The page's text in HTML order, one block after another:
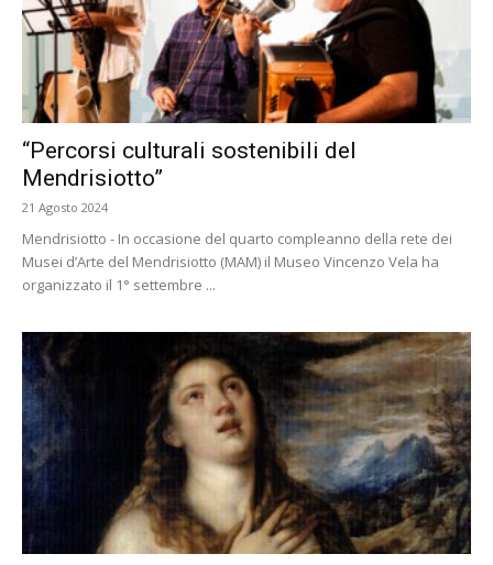
“Percorsi culturali sostenibili del
Mendrisiotto”
21 Agosto 2024
Mendrisiotto - In occasione del quarto compleanno della rete dei
Musei d’Arte del Mendrisiotto (MAM) il Museo Vincenzo Vela ha
organizzato il 1° settembre ...